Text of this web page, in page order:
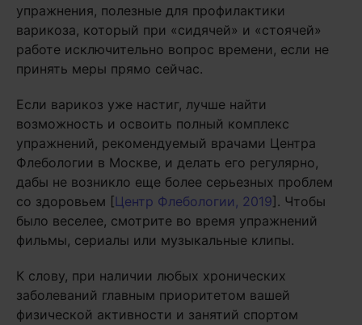
упражнения, полезные для профилактики
варикоза, который при «сидячей» и «стоячей»
работе исключительно вопрос времени, если не
принять меры прямо сейчас.
Если варикоз уже настиг, лучше найти
возможность и освоить полный комплекс
упражнений, рекомендуемый врачами Центра
Флебологии в Москве, и делать его регулярно,
дабы не возникло еще более серьезных проблем
со здоровьем [Центр Флебологии, 2019]. Чтобы
было веселее, смотрите во время упражнений
фильмы, сериалы или музыкальные клипы.
К слову, при наличии любых хронических
заболеваний главным приоритетом вашей
физической активности и занятий спортом